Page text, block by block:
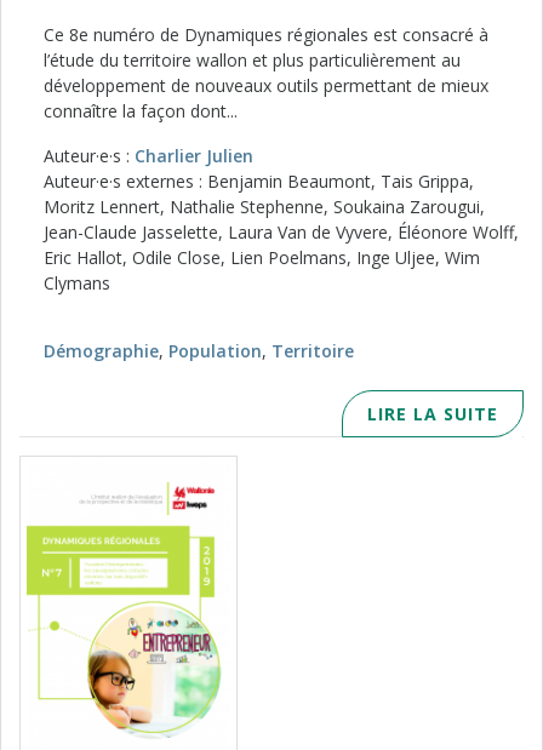
Ce 8e numéro de Dynamiques régionales est consacré à
l’étude du territoire wallon et plus particulièrement au
développement de nouveaux outils permettant de mieux
connaître la façon dont...
Auteur·e·s : Charlier Julien
Auteur·e·s externes : Benjamin Beaumont, Tais Grippa,
Moritz Lennert, Nathalie Stephenne, Soukaina Zarougui,
Jean-Claude Jasselette, Laura Van de Vyvere, Éléonore Wolff,
Eric Hallot, Odile Close, Lien Poelmans, Inge Uljee, Wim
Clymans
Démographie, Population, Territoire
LIRE LA SUITE